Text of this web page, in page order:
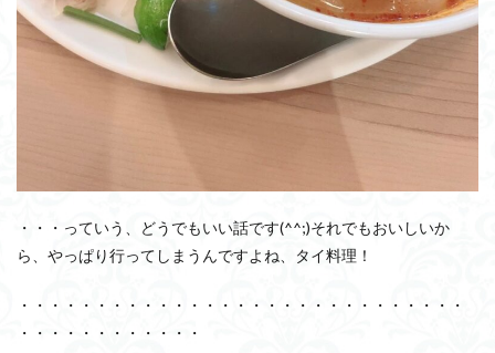
・・・っていう、どうでもいい話です(^^;)それでもおいしいか
ら、やっぱり行ってしまうんですよね、タイ料理！
・・・・・・・・・・・・・・・・・・・・・・・・・・・・・
・・・・・・・・・・・・